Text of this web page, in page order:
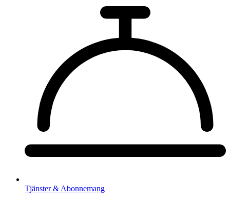
Tjänster & Abonnemang